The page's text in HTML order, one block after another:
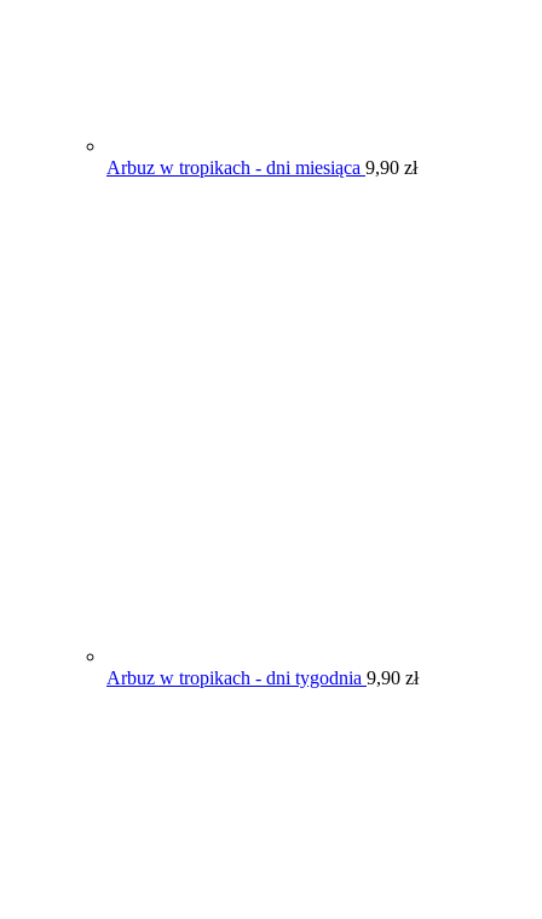
Arbuz w tropikach - dni miesiąca 9,90 zł
Arbuz w tropikach - dni tygodnia 9,90 zł